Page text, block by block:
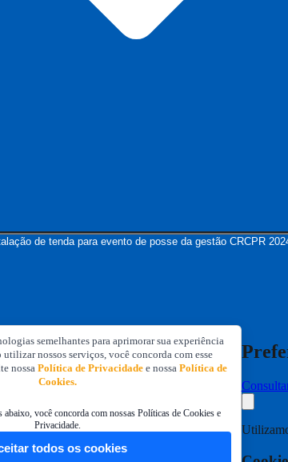
de tenda para evento de posse da gestão CRCPR
semelhantes para aprimorar sua experiência
utilizar nossos serviços, você concorda com esse
nossaPolítica de Privacidade e nossaPolítica de
Cookies.
abaixo, você concorda com nossas Políticas de Cookies e
Privacidade.
todos os cookies